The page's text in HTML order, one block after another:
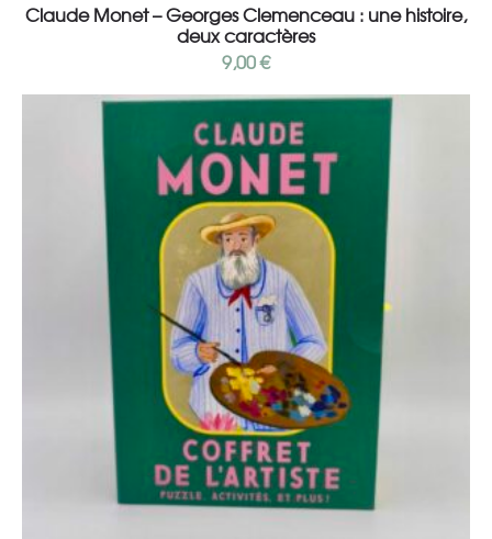
Claude Monet – Georges Clemenceau : une histoire,
deux caractères
9,00€